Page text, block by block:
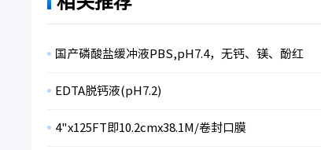
国产磷酸盐缓冲液PBS,pH7.4，无钙、镁、酚红
EDTA脱钙液(pH7.2)
4"x125FT即10.2cmx38.1M/卷封口膜